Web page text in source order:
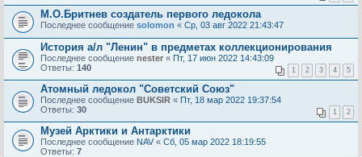
М.О.Бритнев создатель первого ледокола
Последнее сообщение solomon « Ср, 03 авг 2022 21:43:47
История а/л "Ленин" в предметах коллекционирования
Последнее сообщение nester « Пт, 17 июн 2022 14:43:09
Ответы: 140 1 2 3 4 5
Атомный ледокол "Советский Союз"
Последнее сообщение BUKSIR « Пт, 18 мар 2022 19:37:54
Ответы: 30 1 2
Музей Арктики и Антарктики
Последнее сообщение NAV « Сб, 05 мар 2022 18:19:55
Ответы: 7